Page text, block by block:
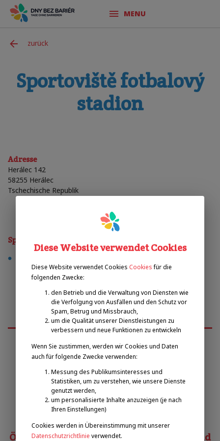
MENU
zurück
Sportoviště fotbalový
stadion
Adresse
Herálec 142
58255 Herálec
Tschechische Republik
Sporty
Emilova sportovní, z.s.
Pavel Zbožínek
zbozinek@emilova-sportovni.cz
+420 602 720 518
Österreichischer Behindertensportverband
Diese Website verwendet Cookies
Diese Website verwendet Cookies Cookies für die
folgenden Zwecke:
den Betrieb und die Verwaltung von Diensten wie
die Verfolgung von Ausfällen und den Schutz vor
Spam, Betrug und Missbrauch,
um die Qualität unserer Dienstleistungen zu
verbessern und neue Funktionen zu entwickeln
Wenn Sie zustimmen, werden wir Cookies und Daten
auch für folgende Zwecke verwenden:
Messung des Publikumsinteresses und
Statistiken, um zu verstehen, wie unsere Dienste
genutzt werden,
um personalisierte Inhalte anzuzeigen (je nach
Ihren Einstellungen)
Cookies werden in Übereinstimmung mit unserer
Datenschutzrichtlinie verwendet.